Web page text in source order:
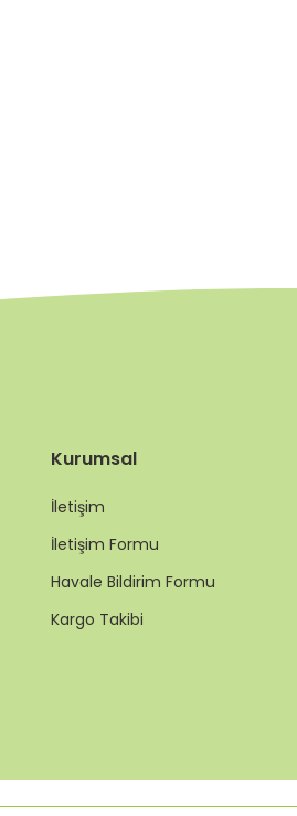
Kurumsal
İletişim
İletişim Formu
Havale Bildirim Formu
Kargo Takibi